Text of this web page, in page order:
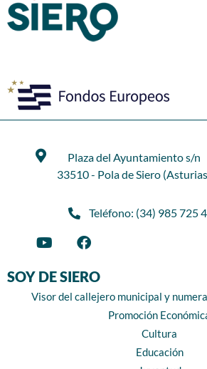
Plaza del Ayuntamiento s/n
33510 - Pola de Siero
Teléfono: (34) 985 725
SOY DE SIERO
Visor del callejero municipal y
Promoción
Cultura
Educación